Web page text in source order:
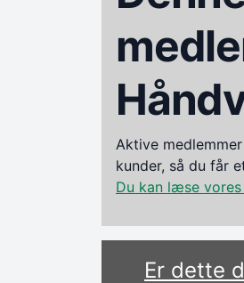
Aktive
kunder, så du får
Du kan læse
Er dette